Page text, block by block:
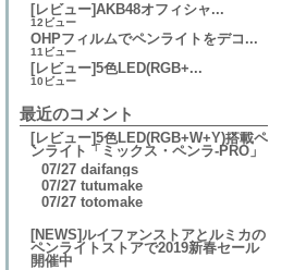
[レビュー]AKB48オフィシャ...
12ビュー
OHPフィルムでペンライトをデコ...
11ビュー
[レビュー]5色LED(RGB+...
10ビュー
最近のコメント
[レビュー]5色LED(RGB+W+Y)搭載ペ
ンライト「ミックス・ペンラ-PRO」
07/27 daifangs
07/27 tutumake
07/27 totomake
[NEWS]ルイファンストアとルミカの
ペンライトストアで2019新春セール
開催中